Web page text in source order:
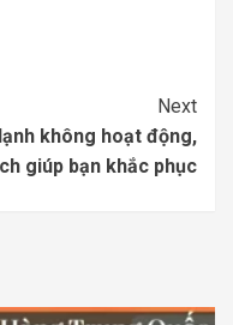
Next
không hoạt động,
giúp bạn khắc phục